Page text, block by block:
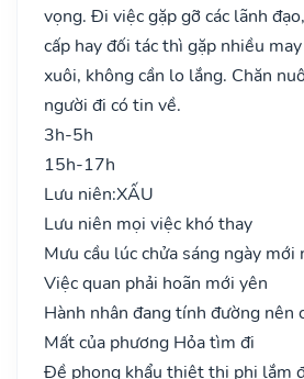
vọng. Đi việc gặp gỡ các lãnh
cấp hay đối tác thì gặp nhiều
xuôi, không cần lo lắng. Chăn
người đi có tin về.
3h-5h
15h-17h
Lưu niên:XẤU
Lưu niên mọi việc khó thay
Mưu cầu lúc chửa sáng ngày mới
Việc quan phải hoãn mới yên
Hành nhân đang tính đường nên
Mất của phương Hỏa tìm đi
Đề phong khẩu thiệt thị phi lắm